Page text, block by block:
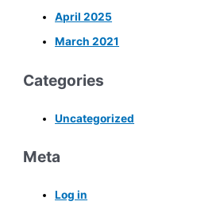
April 2025
March 2021
Categories
Uncategorized
Meta
Log in